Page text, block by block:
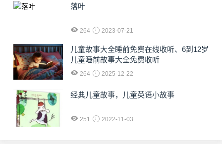
落叶
264 2023-07-21
儿童故事大全睡前免费在线收听、6到12岁
儿童睡前故事大全免费收听
264 2025-12-22
经典儿童故事，儿童英语小故事
251 2022-11-03